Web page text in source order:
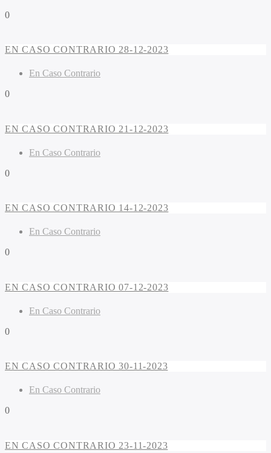
0
EN CASO CONTRARIO 28-12-2023
En Caso Contrario
0
EN CASO CONTRARIO 21-12-2023
En Caso Contrario
0
EN CASO CONTRARIO 14-12-2023
En Caso Contrario
0
EN CASO CONTRARIO 07-12-2023
En Caso Contrario
0
EN CASO CONTRARIO 30-11-2023
En Caso Contrario
0
EN CASO CONTRARIO 23-11-2023